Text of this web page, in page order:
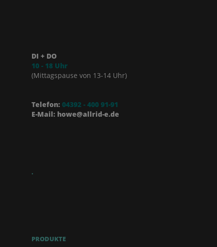
DI + DO
10 - 18 Uhr
(Mittagspause von 13-14 Uhr)
Telefon: 04392 - 400 91-91
E-Mail: howe@allrid-e.de
.
PRODUKTE